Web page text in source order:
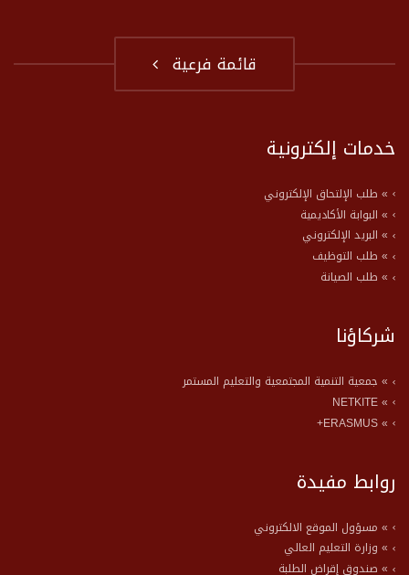
قائمة فرعية
خدمات إلكترونية
» طلب الإلتحاق الإلكتروني
» البوابة الأكاديمية
» البريد الإلكتروني
» طلب التوظيف
» طلب الصيانة
شركاؤنا
» جمعية التنمية المجتمعية والتعليم المستمر
» NETKITE
» ERASMUS+
روابط مفيدة
» مسؤول الموقع الالكتروني
» وزارة التعليم العالي
» صندوق إقراض الطلبة